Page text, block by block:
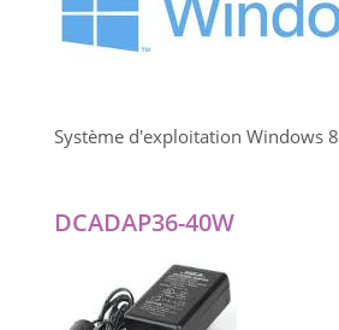
Système d'exploitation Windows 8
DCADAP36-40W